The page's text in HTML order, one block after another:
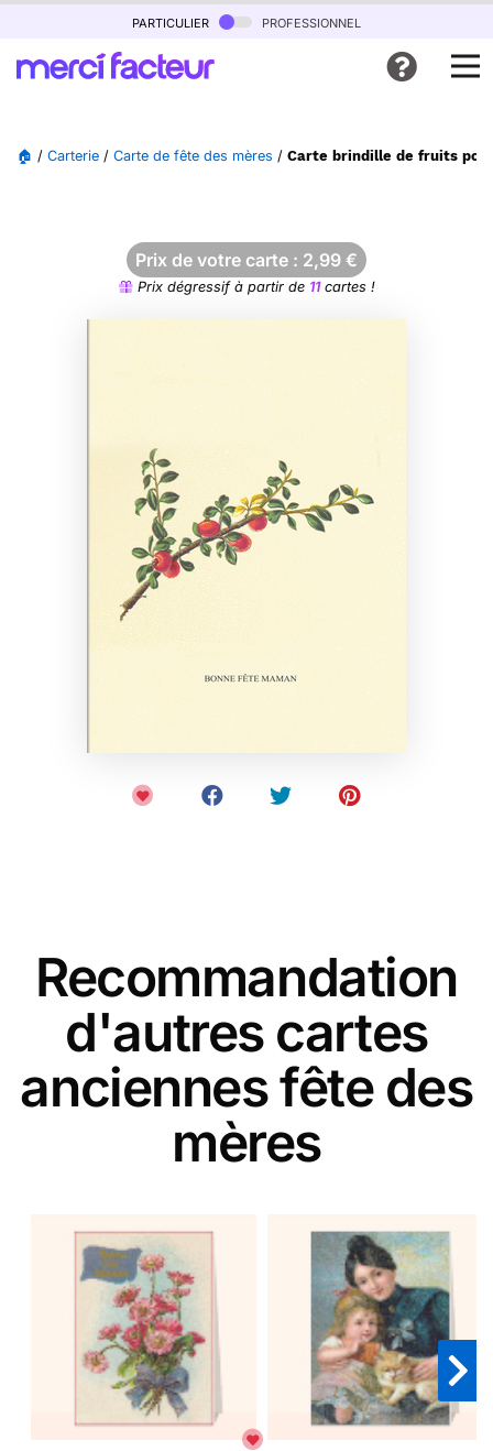
particulier professionnel
🏠 / Carterie / Carte de fête des mères / Carte brindille de fruits
Prix de votre carte : 2,99 €
Prix dégressif à partir de 11cartes !
Recommandation
d'autres cartes
anciennes fête des
mères